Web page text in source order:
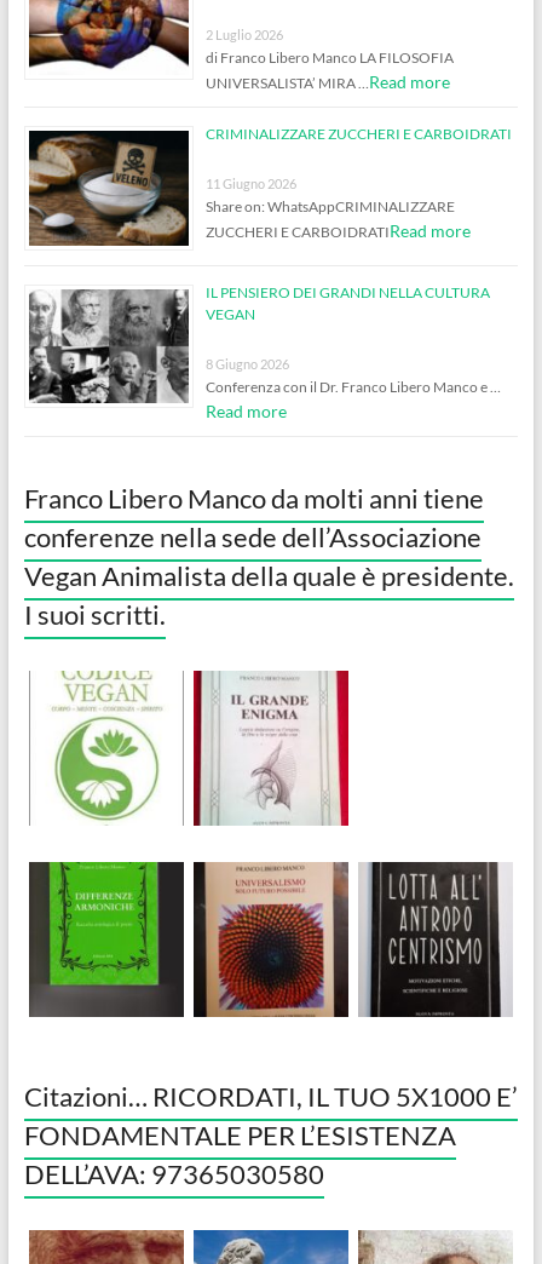
2 Luglio 2026
di Franco Libero Manco LA FILOSOFIA
UNIVERSALISTA’ MIRA …Read more
CRIMINALIZZARE ZUCCHERI E CARBOIDRATI
11 Giugno 2026
Share on: WhatsAppCRIMINALIZZARE
ZUCCHERI E CARBOIDRATIRead more
IL PENSIERO DEI GRANDI NELLA CULTURA
VEGAN
8 Giugno 2026
Conferenza con il Dr. Franco Libero Manco e …
Read more
Franco Libero Manco da molti anni tiene
conferenze nella sede dell’Associazione
Vegan Animalista della quale è presidente.
I suoi scritti.
Citazioni… RICORDATI, IL TUO 5X1000 E’
FONDAMENTALE PER L’ESISTENZA
DELL’AVA: 97365030580